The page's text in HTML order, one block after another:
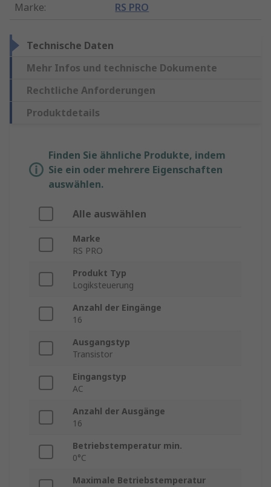
Marke: RS PRO
Technische Daten
Mehr Infos und technische Dokumente
Rechtliche Anforderungen
Produktdetails
Finden Sie ähnliche Produkte, indem
Sie ein oder mehrere Eigenschaften
auswählen.
Alle auswählen
Marke
RS PRO
Produkt Typ
Logiksteuerung
Anzahl der Eingänge
16
Ausgangstyp
Transistor
Eingangstyp
AC
Anzahl der Ausgänge
16
Betriebstemperatur min.
0°C
Maximale Betriebstemperatur